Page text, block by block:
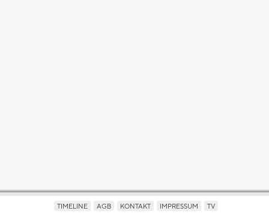
TIMELINE AGB KONTAKT IMPRESSUM TV